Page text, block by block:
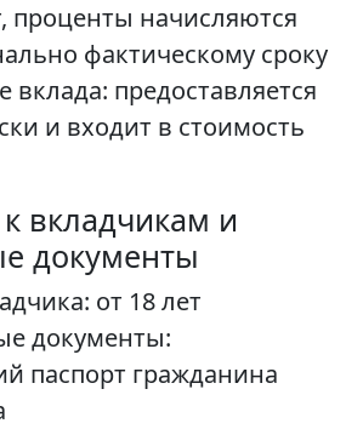
проценты начисляются
фактическому сроку
вклада: предоставляется
и входит в стоимость
вкладчикам и
документы
от 18 лет
документы:
паспорт гражданина